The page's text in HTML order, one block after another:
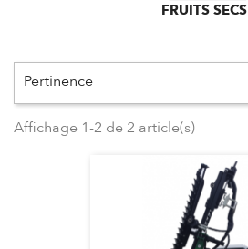
FRUITS SECS
Pertinence
Affichage 1-2 de 2 article(s)